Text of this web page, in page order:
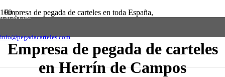
658591592
info@pegadacarteles.com
Empresa de pegada de carteles en toda España,
solicite presupuesto sin compromiso
Empresa de pegada de carteles
en Herrín de Campos